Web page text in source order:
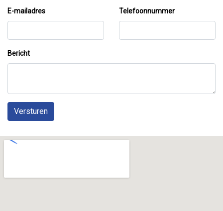
E-mailadres Telefoonnummer
Bericht
Versturen